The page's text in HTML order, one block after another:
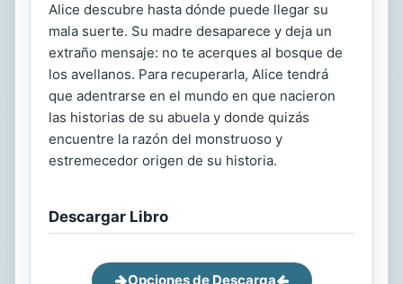
Alice descubre hasta dónde puede llegar su
mala suerte. Su madre desaparece y deja un
extraño mensaje: no te acerques al bosque de
los avellanos. Para recuperarla, Alice tendrá
que adentrarse en el mundo en que nacieron
las historias de su abuela y donde quizás
encuentre la razón del monstruoso y
estremecedor origen de su historia.
Descargar Libro
Opciones de Descarga